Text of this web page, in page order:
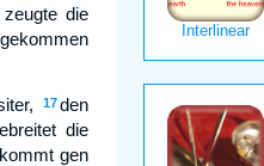
die
17 den
die
gen